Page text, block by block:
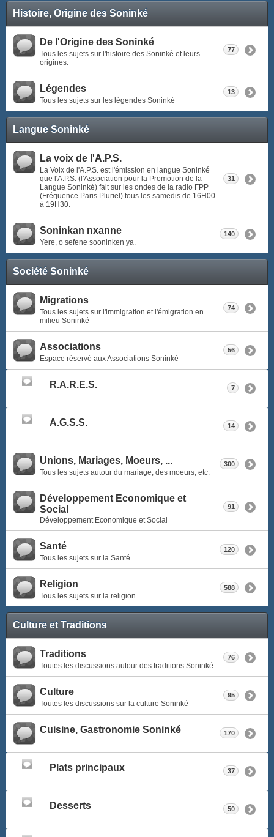
Histoire, Origine des Soninké
De l'Origine des Soninké
Tous les sujets sur l'histoire des Soninké et leurs
origines.
77
Légendes
Tous les sujets sur les légendes Soninké
13
Langue Soninké
La voix de l'A.P.S.
La Voix de l'A.P.S. est l'émission en langue Soninké
que l'A.P.S. (l'Association pour la Promotion de la
Langue Soninké) fait sur les ondes de la radio FPP
(Fréquence Paris Pluriel) tous les samedis de 16H00
à 19H30.
31
Soninkan nxanne
Yere, o sefene sooninken ya.
140
Société Soninké
Migrations
Tous les sujets sur l'immigration et l'émigration en
milieu Soninké
74
Associations
Espace réservé aux Associations Soninké
56
R.A.R.E.S. 7
A.G.S.S. 14
Unions, Mariages, Moeurs, ...
Tous les sujets autour du mariage, des moeurs, etc.
300
Développement Economique et
Social
Développement Economique et Social
91
Santé
Tous les sujets sur la Santé
120
Religion
Tous les sujets sur la religion
588
Culture et Traditions
Traditions
Toutes les discussions autour des traditions Soninké
76
Culture
Toutes les discussions sur la culture Soninké
95
Cuisine, Gastronomie Soninké 170
Plats principaux 37
Desserts 50